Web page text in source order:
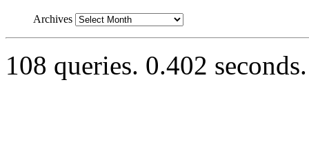
Archives
108 queries. 0.402 seconds.